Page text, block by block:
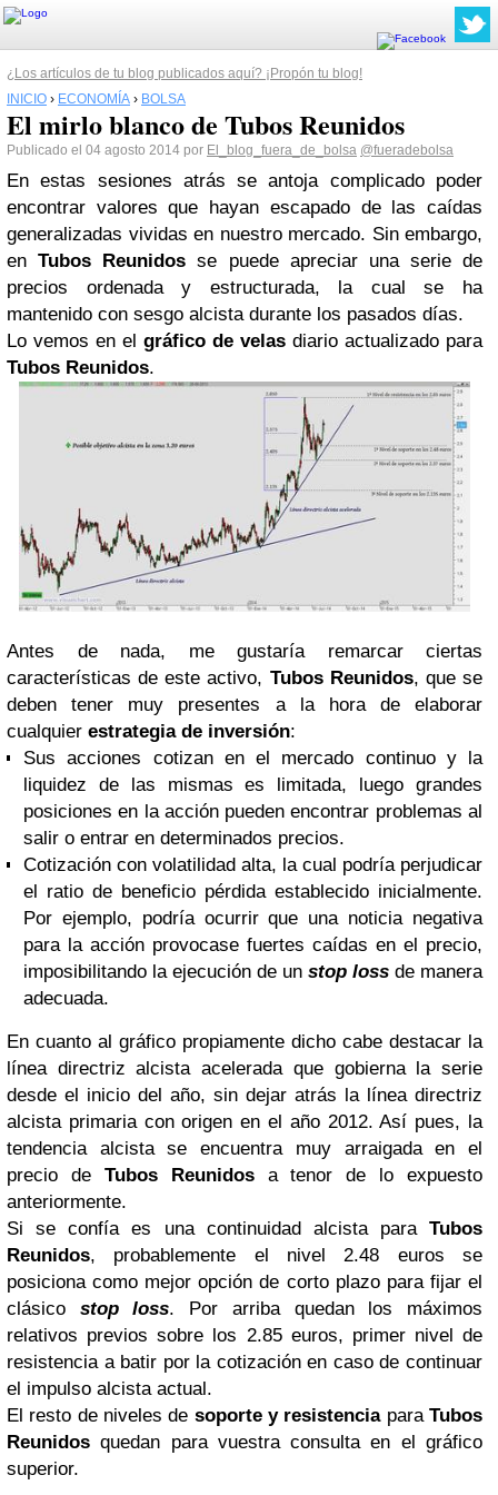
¿Los artículos de tu blog publicados aquí? ¡Propón tu blog!
INICIO › ECONOMÍA › BOLSA
El mirlo blanco de Tubos Reunidos
Publicado el 04 agosto 2014 por El_blog_fuera_de_bolsa @fueradebolsa
En estas sesiones atrás se antoja complicado poder
encontrar valores que hayan escapado de las caídas
generalizadas vividas en nuestro mercado. Sin embargo,
enTubos Reunidos se puede apreciar una serie de
precios ordenada y estructurada, la cual se ha
mantenido con sesgo alcista durante los pasados días.
Lo vemos en el gráfico de velas diario actualizado para
Tubos Reunidos.
Antes de nada, me gustaría remarcar ciertas
características de este activo, Tubos Reunidos, que se
deben tener muy presentes a la hora de elaborar
cualquier estrategia de inversión:
Sus acciones cotizan en el mercado continuo y la
liquidez de las mismas es limitada, luego grandes
posiciones en la acción pueden encontrar problemas al
salir o entrar en determinados precios.
Cotización con volatilidad alta, la cual podría perjudicar
el ratio de beneficio pérdida establecido inicialmente.
Por ejemplo, podría ocurrir que una noticia negativa
para la acción provocase fuertes caídas en el precio,
imposibilitando la ejecución de un stop loss de manera
adecuada.
En cuanto al gráfico propiamente dicho cabe destacar la
línea directriz alcista acelerada que gobierna la serie
desde el inicio del año, sin dejar atrás la línea directriz
alcista primaria con origen en el año 2012. Así pues, la
tendencia alcista se encuentra muy arraigada en el
precio de Tubos Reunidosa tenor de lo expuesto
anteriormente.
Si se confía es una continuidad alcista para Tubos
Reunidos, probablemente el nivel 2.48 euros se
posiciona como mejor opción de corto plazo para fijar el
clásico stop loss. Por arriba quedan los máximos
relativos previos sobre los 2.85 euros, primer nivel de
resistencia a batir por la cotización en caso de continuar
el impulso alcista actual.
El resto de niveles de soporte y resistenciaparaTubos
Reunidos quedan para vuestra consulta en el gráfico
superior.